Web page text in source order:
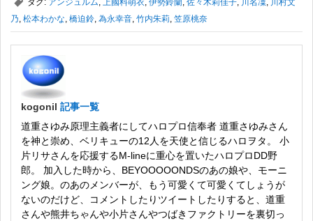
, タグ: アンジュルム, 上國料萌衣, 伊勢鈴蘭, 佐々木莉佳子, 川名凜, 川村文
乃, 松本わかな, 橋迫鈴, 為永幸音, 竹内朱莉, 笠原桃奈
kogonil 記事一覧
道重さゆみ原理主義者にしてハロプロ信奉者 道重さゆみさん
を神と崇め、ベリキューの12人を天使と信じるハロヲタ。 小
片リサさんを応援するM-lineに重心を置いたハロプロDD野
郎。 加入した時から、BEYOOOOONDSのあの娘や、モーニ
ング娘。のあのメンバーが、もう可愛くて可愛くてしょうが
ないのだけど、コメントしたりツイートしたりすると、道重
さんや熊井ちゃんや小片さんやつばきファクトリーを裏切っ